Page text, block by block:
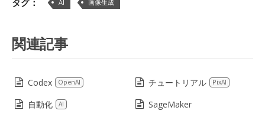
AI 画像生成
関連記事
Codex OpenAI チュートリアル PixAI
自動化 AI
SageMaker